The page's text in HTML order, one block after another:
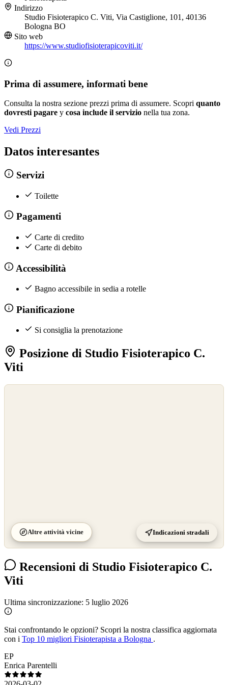
Indirizzo
Studio Fisioterapico C. Viti, Via Castiglione, 101, 40136
Bologna BO
Sito web
https://www.studiofisioterapicoviti.it/
Prima di assumere, informati bene
Consulta la nostra sezione prezzi prima di assumere. Scopri quanto
dovresti pagare y cosa include il servizio nella tua zona.
Vedi Prezzi
Datos interesantes
Servizi
Toilette
Pagamenti
Carte di credito
Carte di debito
Accessibilità
Bagno accessibile in sedia a rotelle
Pianificazione
Si consiglia la prenotazione
Posizione di Studio Fisioterapico C.
Viti
Altre attività vicine Indicazioni stradali
Recensioni di Studio Fisioterapico C.
Viti
Ultima sincronizzazione: 5 luglio 2026
Stai confrontando le opzioni? Scopri la nostra classifica aggiornata
con i Top 10 migliori Fisioterapista a Bologna .
EP
Enrica Parentelli